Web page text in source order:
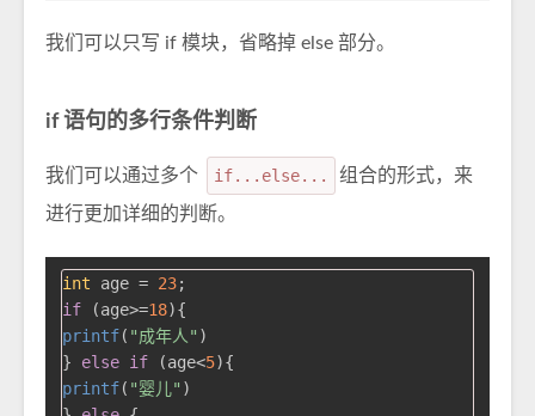
我们可以只写 if 模块，省略掉 else 部分。
if 语句的多行条件判断
我们可以通过多个 if...else...
组合的形式，来
进行更加详细的判断。
int age = 23
if (age>=18
printf( "成年人" )
} else if (age<5
printf( "婴儿" )